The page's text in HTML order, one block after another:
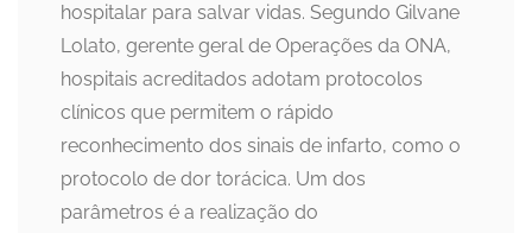
hospitalar para salvar vidas. Segundo Gilvane
Lolato, gerente geral de Operações da ONA,
hospitais acreditados adotam protocolos
clínicos que permitem o rápido
reconhecimento dos sinais de infarto, como o
protocolo de dor torácica. Um dos
parâmetros é a realização do